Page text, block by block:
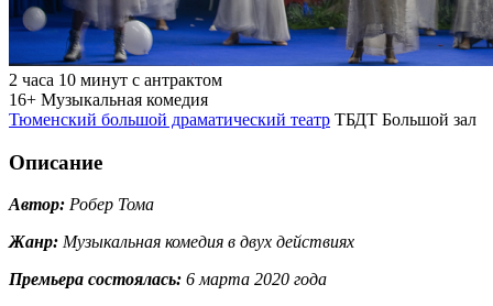
2 часа 10 минут с антрактом
16+ Музыкальная комедия
Тюменский большой драматический театр ТБДТ Большой зал
Описание
Автор: Робер Тома
Жанр: Музыкальная комедия в двух действиях
Премьера состоялась: 6 марта 2020 года